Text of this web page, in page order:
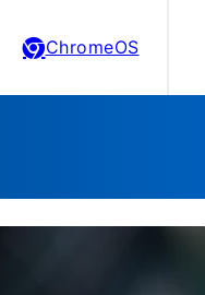
ChromeOS